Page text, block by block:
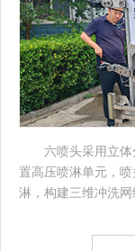
六喷头采用立
置高压喷淋单元，
淋，构建三维冲洗网